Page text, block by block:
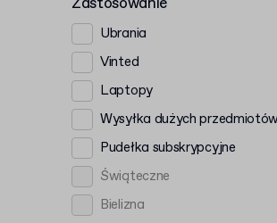
Ubrania
Vinted
Laptopy
Wysyłka dużych
Pudełka subskrypcyjne
Świąteczne
Bielizna